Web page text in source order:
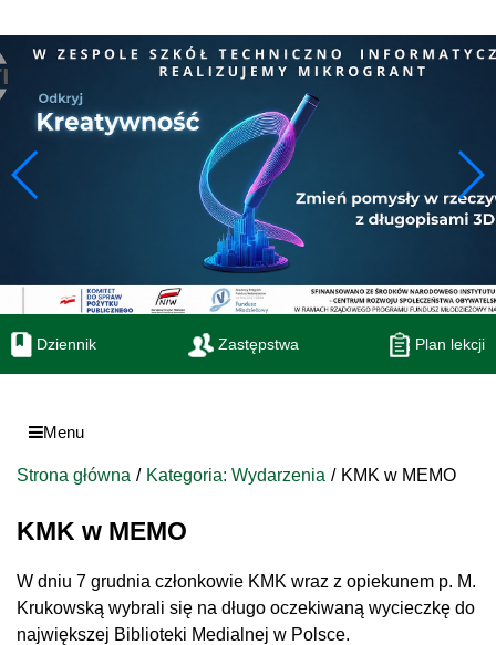
Dziennik Zastępstwa Plan lekcji
Menu
Strona główna Kategoria: Wydarzenia KMK w MEMO
KMK w MEMO
W dniu 7 grudnia członkowie KMK wraz z opiekunem p. M.
Krukowską wybrali się na długo oczekiwaną wycieczkę do
największej Biblioteki Medialnej w Polsce.